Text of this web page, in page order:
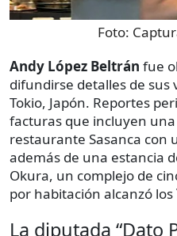
Foto:
Andy López Beltrán fue
difundirse detalles de sus
Tokio, Japón. Reportes
facturas que incluyen
restaurante Sasanca con
además de una estancia
Okura, un complejo de
por habitación alcanzó los
La diputada “Dato